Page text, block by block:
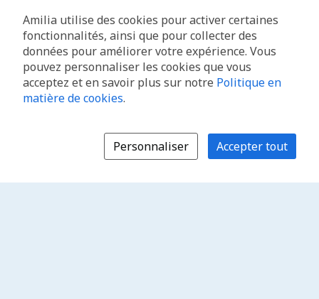
Amilia utilise des cookies pour activer certaines
fonctionnalités, ainsi que pour collecter des
données pour améliorer votre expérience. Vous
pouvez personnaliser les cookies que vous
acceptez et en savoir plus sur notre Politique en
matière de cookies.
Personnaliser Accepter tout